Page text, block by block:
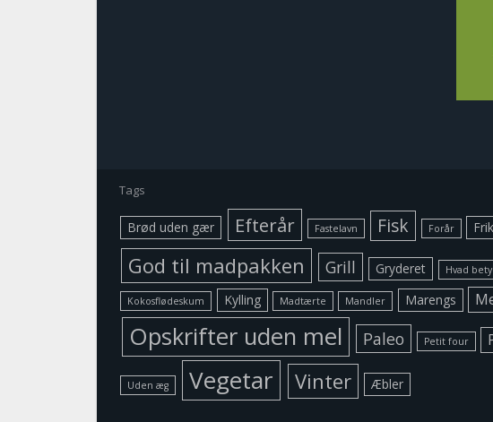
Tags
Brød uden gær Efterår Fastelavn Fisk Forår
God til madpakken Grill Gryderet Hvad
Kokosflødeskum Kylling Madtærte Mandler Marengs
Opskrifter uden mel Paleo Petit four
Uden æg Vegetar Vinter Æbler